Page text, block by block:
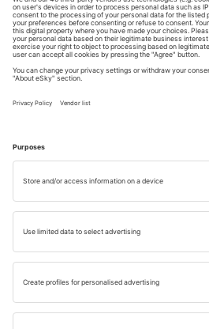
Kiemelt cikkek
TÖRTÉNETEK
A legjobb helyek
utazáshoz